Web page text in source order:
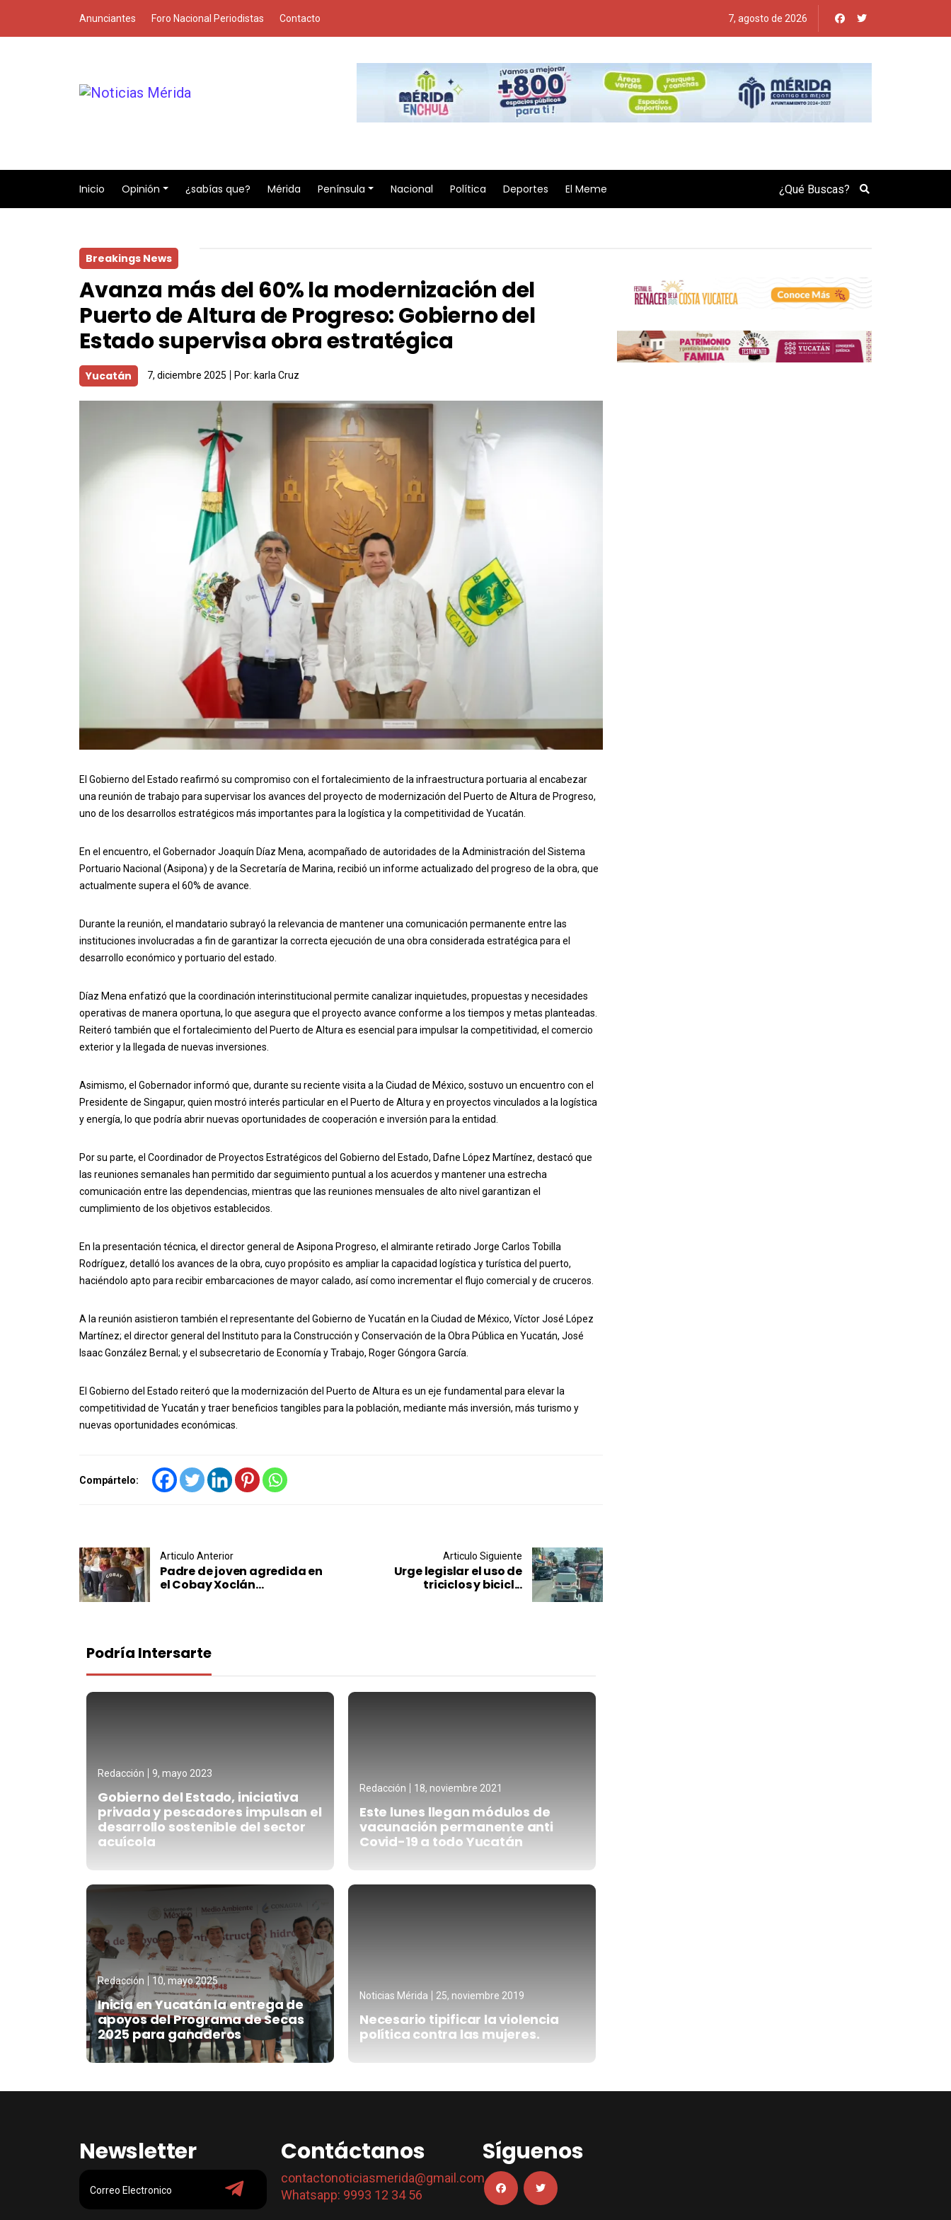
Anunciantes Foro Nacional Periodistas Contacto 7, agosto de 2026
Inicio Opinión ¿sabías que? Mérida Península Nacional Política Deportes El Meme Search
Breakings News
Avanza más del 60% la modernización del
Puerto de Altura de Progreso: Gobierno del
Estado supervisa obra estratégica
Yucatán 7, diciembre 2025 Por: karla Cruz
El Gobierno del Estado reafirmó su compromiso con el fortalecimiento de la infraestructura portuaria al encabezar
una reunión de trabajo para supervisar los avances del proyecto de modernización del Puerto de Altura de Progreso,
uno de los desarrollos estratégicos más importantes para la logística y la competitividad de Yucatán.
En el encuentro, el Gobernador Joaquín Díaz Mena, acompañado de autoridades de la Administración del Sistema
Portuario Nacional (Asipona) y de la Secretaría de Marina, recibió un informe actualizado del progreso de la obra, que
actualmente supera el 60% de avance.
Durante la reunión, el mandatario subrayó la relevancia de mantener una comunicación permanente entre las
instituciones involucradas a fin de garantizar la correcta ejecución de una obra considerada estratégica para el
desarrollo económico y portuario del estado.
Díaz Mena enfatizó que la coordinación interinstitucional permite canalizar inquietudes, propuestas y necesidades
operativas de manera oportuna, lo que asegura que el proyecto avance conforme a los tiempos y metas planteadas.
Reiteró también que el fortalecimiento del Puerto de Altura es esencial para impulsar la competitividad, el comercio
exterior y la llegada de nuevas inversiones.
Asimismo, el Gobernador informó que, durante su reciente visita a la Ciudad de México, sostuvo un encuentro con el
Presidente de Singapur, quien mostró interés particular en el Puerto de Altura y en proyectos vinculados a la logística
y energía, lo que podría abrir nuevas oportunidades de cooperación e inversión para la entidad.
Por su parte, el Coordinador de Proyectos Estratégicos del Gobierno del Estado, Dafne López Martínez, destacó que
las reuniones semanales han permitido dar seguimiento puntual a los acuerdos y mantener una estrecha
comunicación entre las dependencias, mientras que las reuniones mensuales de alto nivel garantizan el
cumplimiento de los objetivos establecidos.
En la presentación técnica, el director general de Asipona Progreso, el almirante retirado Jorge Carlos Tobilla
Rodríguez, detalló los avances de la obra, cuyo propósito es ampliar la capacidad logística y turística del puerto,
haciéndolo apto para recibir embarcaciones de mayor calado, así como incrementar el flujo comercial y de cruceros.
A la reunión asistieron también el representante del Gobierno de Yucatán en la Ciudad de México, Víctor José López
Martínez; el director general del Instituto para la Construcción y Conservación de la Obra Pública en Yucatán, José
Isaac González Bernal; y el subsecretario de Economía y Trabajo, Roger Góngora García.
El Gobierno del Estado reiteró que la modernización del Puerto de Altura es un eje fundamental para elevar la
competitividad de Yucatán y traer beneficios tangibles para la población, mediante más inversión, más turismo y
nuevas oportunidades económicas.
Compártelo:
Post navigation
Articulo Anterior
Padre de joven agredida en
el Cobay Xoclán...
Articulo Siguiente
Urge legislar el uso de
triciclos y bicicl...
Podría Intersarte
Redacción 9, mayo 2023
Gobierno del Estado, iniciativa
privada y pescadores impulsan el
desarrollo sostenible del sector
acuícola
Redacción 18, noviembre 2021
Este lunes llegan módulos de
vacunación permanente anti
Covid-19 a todo Yucatán
Redacción 10, mayo 2025
Inicia en Yucatán la entrega de
apoyos del Programa de Secas
2025 para ganaderos
Noticias Mérida 25, noviembre 2019
Necesario tipificar la violencia
política contra las mujeres.
Newsletter Contáctanos
contactonoticiasmerida@gmail.com
Whatsapp: 9993 12 34 56
Síguenos